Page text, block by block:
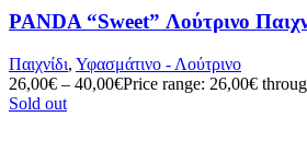
PANDA “Sweet” Λούτρινο
Παιχνίδι, Υφασμάτινο - Λούτρινο
26,00€ – 40,00€Price range: 26,00€
Sold out